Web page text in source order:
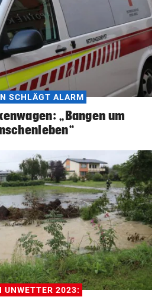
SCHLÄGT ALARM
„Bangen um
UNWETTER 2023: